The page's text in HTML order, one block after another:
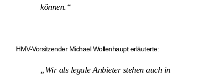
können.“
HMV-Vorsitzender Michael Wollenhaupt erläuterte:
„Wir als legale Anbieter stehen auch in